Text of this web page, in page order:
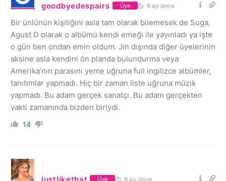
goodbyedespairs Üye 8 ay önce
Bir ünlünün kişiliğini asla tam olarak bilemesek de Suga,
Agust D olarak o albümü kendi emeği ile yayınladı ya işte
o gün ben ondan emin oldum. Jin dışında diğer üyelerinin
aksine asla kendini ön planda bulundurma veya
Amerika’nın parasını yeme uğruna full ingilizce albümler,
tanıtımlar yapmadı. Hiç bir zaman liste uğruna müzik
yapmadı. Bu adam gerçek sanatçı. Bu adam gerçekten
vakti zamanında bizden biriydi.
14
justlikethat Üye 8 ay önce